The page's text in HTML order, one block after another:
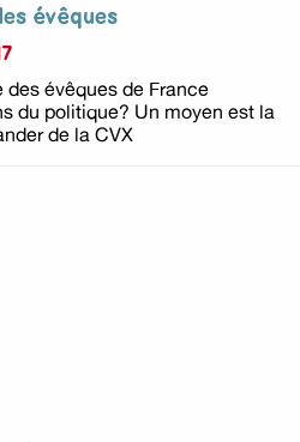
évêques
évêques de France
du politique? Un moyen est la
de la CVX